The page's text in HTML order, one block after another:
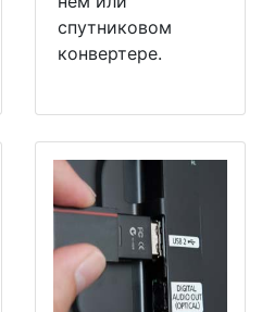
спутниковом
конвертере.